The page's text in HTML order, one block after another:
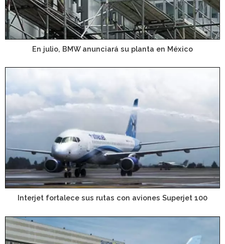
En julio, BMW anunciará su planta en México
Interjet fortalece sus rutas con aviones Superjet 100